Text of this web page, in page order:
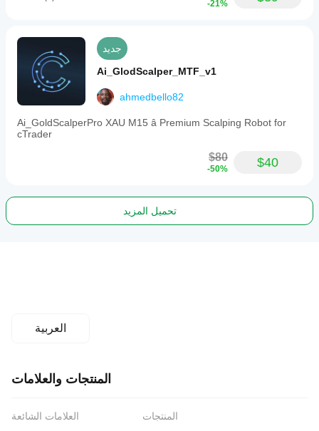
-21%
جديد
Ai_GlodScalper_MTF_v1
ahmedbello82
Ai_GoldScalperPro XAU M15 â Premium Scalping Robot for
cTrader
$80
-50% $40
تحميل المزيد
العربية
المنتجات والعلامات
العلامات الشائعة
المنتجات